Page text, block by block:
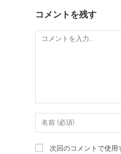
コメントを残す
次回のコメントで使用